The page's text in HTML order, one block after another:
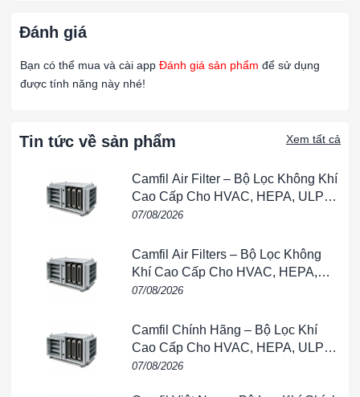
biến dạng hay oxy hóa khi tiếp xúc với không khí nóng trong
lắp, hạn chế rò rỉ gió chưa qua lọc.
trước khi cần thay thế.
Ứng dụng thực tế
Lọc tinh F8 khung nhôm chịu nhiệt 305×610×150mm được sử
AHU / HVACcó nhiệt độ gió cao
Dây chuyền sản xuất công nghiệp, khu vực sấy
và ổn định
Phòng kỹ thuật, phòng máy, buồng xử lý khí nóng
lọc tinh trước HEPA trong môi trường đặc thù
Đánh giá
Bạn có thể mua và cài app Đánh giá sản phẩm để sử dụng
được tính năng này nhé!
Tin tức về sản phẩm Xem tất cả
Camfil Air Filter – Bộ Lọc Không Khí
Cao Cấp Cho HVAC, HEPA, ULPA
& Phòng Sạch
07/08/2026
Camfil Air Filters – Bộ Lọc Không
Khí Cao Cấp Cho HVAC, HEPA,
ULPA & Phòng Sạch
07/08/2026
Camfil Chính Hãng – Bộ Lọc Khí
Cao Cấp Cho HVAC, HEPA, ULPA
& Phòng Sạch
07/08/2026